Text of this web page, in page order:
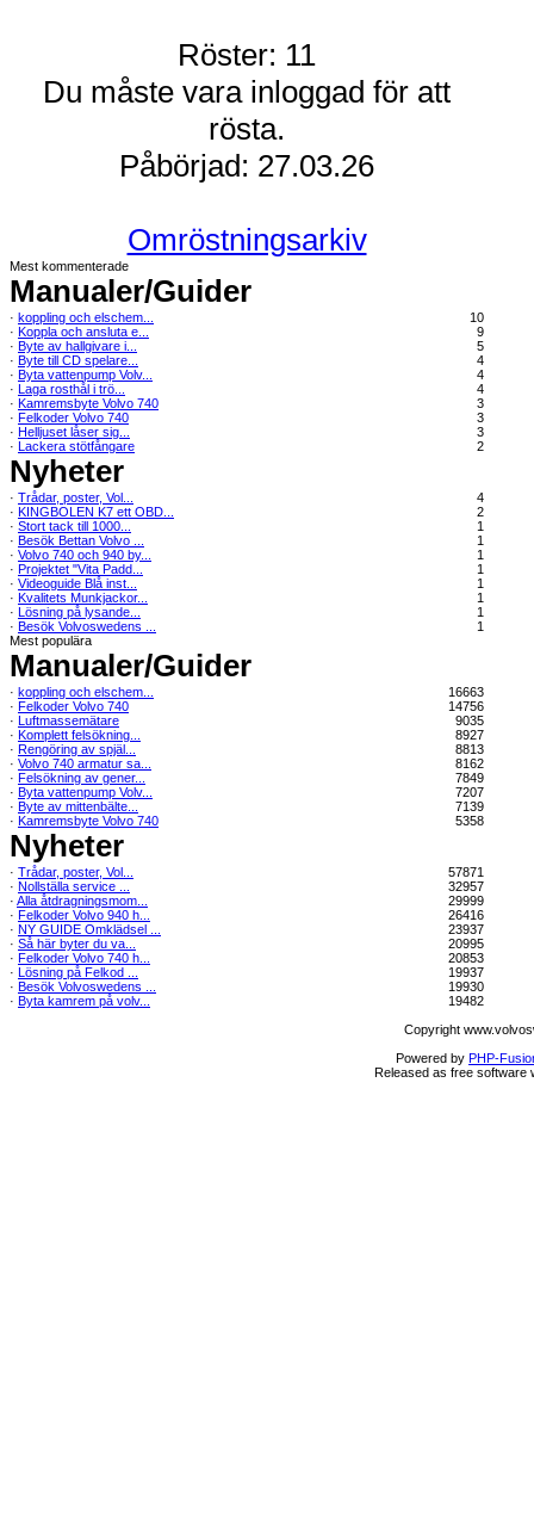
Röster: 11
Du måste vara inloggad för att
rösta.
Påbörjad: 27.03.26
Omröstningsarkiv
Mest kommenterade
Manualer/Guider
· koppling och elschem...
10
· Koppla och ansluta e...
9
· Byte av hallgivare i...
5
· Byte till CD spelare...
4
· Byta vattenpump Volv...
4
· Laga rosthål i trö...
4
· Kamremsbyte Volvo 740
3
· Felkoder Volvo 740
3
· Helljuset låser sig...
3
· Lackera stötfångare 2
Nyheter
· Trådar, poster, Vol...
4
· KINGBOLEN K7 ett OBD...
2
· Stort tack till 1000...
1
· Besök Bettan Volvo ...
1
· Volvo 740 och 940 by...
1
· Projektet "Vita Padd...
1
· Videoguide Blå inst...
1
· Kvalitets Munkjackor...
1
· Lösning på lysande...
1
· Besök Volvoswedens ...
1
Mest populära
Manualer/Guider
· koppling och elschem...
16663
· Felkoder Volvo 740
14756
· Luftmassemätare
9035
· Komplett felsökning...
8927
· Rengöring av spjäl...
8813
· Volvo 740 armatur sa...
8162
· Felsökning av gener...
7849
· Byta vattenpump Volv...
7207
· Byte av mittenbälte...
7139
· Kamremsbyte Volvo 740 5358
Nyheter
· Trådar, poster, Vol...
57871
· Nollställa service ...
32957
· Alla åtdragningsmom...
29999
· Felkoder Volvo 940 h...
26416
· NY GUIDE Omklädsel ...
23937
· Så här byter du va...
20995
· Felkoder Volvo 740 h...
20853
· Lösning på Felkod ...
19937
· Besök Volvoswedens ...
19930
· Byta kamrem på volv... 19482
Copyright
Powered by PHP-
Released as free software